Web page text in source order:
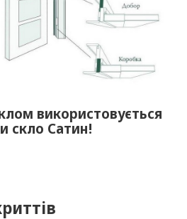
використовується
скло Сатин!